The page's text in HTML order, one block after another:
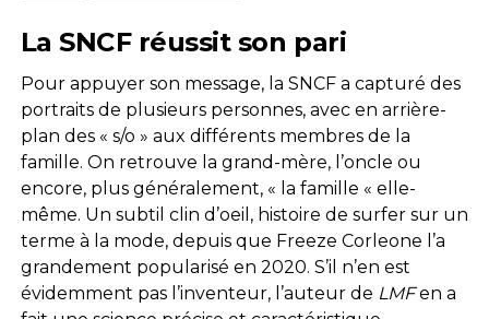
La SNCF réussit son pari
Pour appuyer son message, la SNCF a capturé des
portraits de plusieurs personnes, avec en arrière-
plan des « s/o » aux différents membres de la
famille. On retrouve la grand-mère, l’oncle ou
encore, plus généralement, « la famille « elle-
même. Un subtil clin d’oeil, histoire de surfer sur un
terme à la mode, depuis que Freeze Corleone l’a
grandement popularisé en 2020. S’il n’en est
évidemment pas l’inventeur, l’auteur de LMFen a